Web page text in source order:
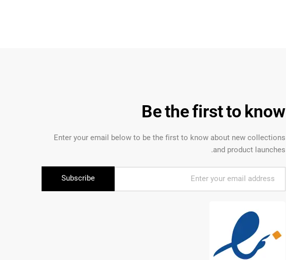
Be the first to know
Enter your email below to be the first to know about new collections
and product launches.
Subscribe